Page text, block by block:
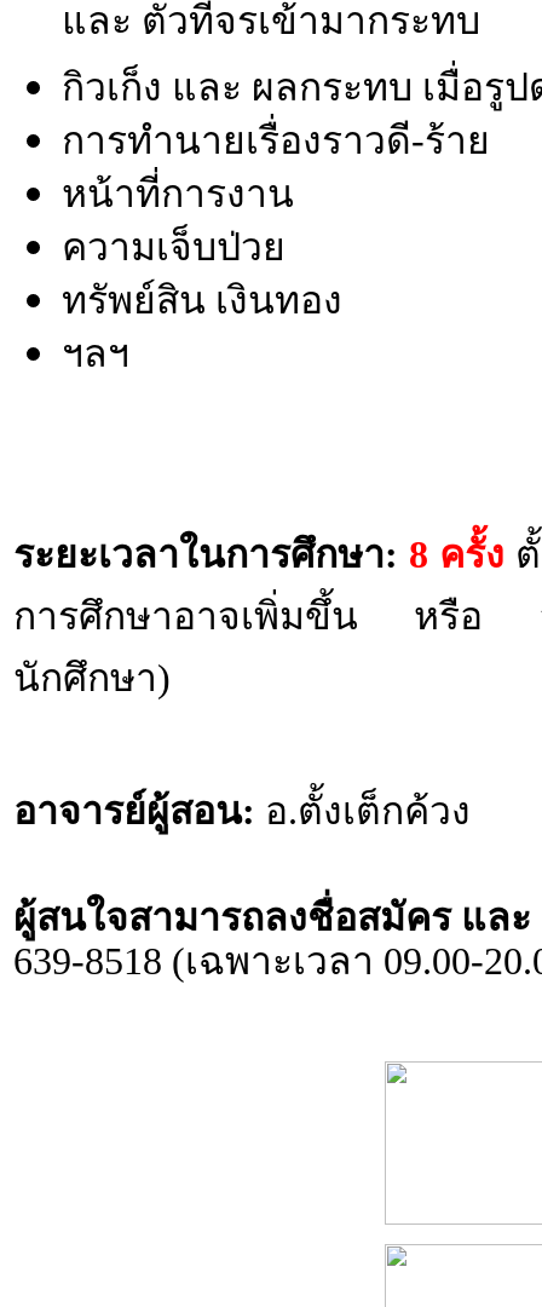
และ ตัวที่จรเข้ามากระทบ
กิวเก็ง และ ผลกระทบ เมื่อรู
การทำนายเรื่องราวดี-ร้าย
หน้าที่การงาน
ความเจ็บป่วย
ทรัพย์สิน เงินทอง
ฯลฯ
ระยะเวลาในการศึกษา: 8 ครั้ง
การศึกษาอาจเพิ่มขึ้น หรือ
นักศึกษา)
อาจารย์ผู้สอน: อ.ตั้งเต็กค้วง
ผู้สนใจสามารถลงชื่อสมัคร แล
639-8518 (เฉพาะเวลา 09.00-